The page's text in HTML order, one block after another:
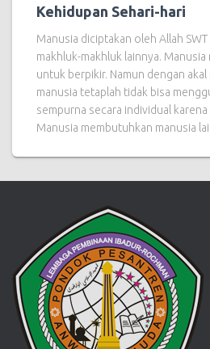
Kehidupan Sehari-hari
Manusia diciptakan oleh Allah
makhluk-makhluk lainnya. Manusia
untuk berpikir. Namun dengan
manusia tetaplah tidak bisa
sempurna secara individual
Manusia membutuhkan manusia